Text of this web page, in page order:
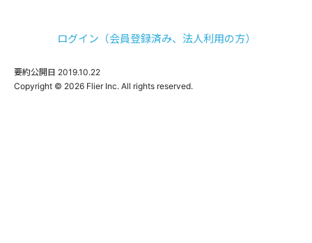
ログイン（会員登録済み、法人利用の方）
要約公開日 2019.10.22